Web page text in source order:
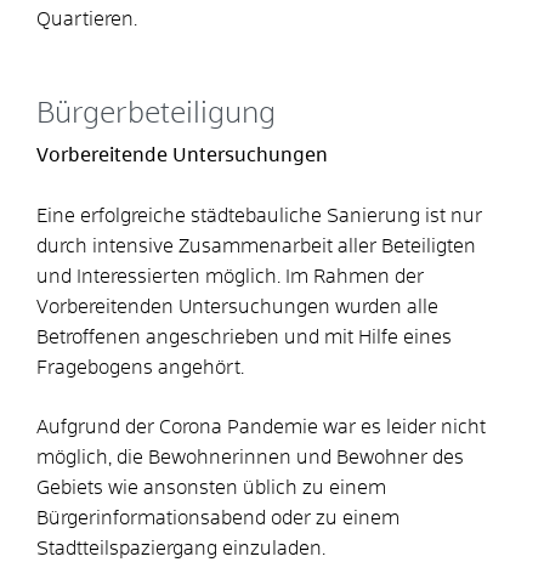
Quartieren.
Bürgerbeteiligung
Vorbereitende Untersuchungen
Eine erfolgreiche städtebauliche Sanierung ist nur
durch intensive Zusammenarbeit aller Beteiligten
und Interessierten möglich. Im Rahmen der
Vorbereitenden Untersuchungen wurden alle
Betroffenen angeschrieben und mit Hilfe eines
Fragebogens angehört.
Aufgrund der Corona Pandemie war es leider nicht
möglich, die Bewohnerinnen und Bewohner des
Gebiets wie ansonsten üblich zu einem
Bürgerinformationsabend oder zu einem
Stadtteilspaziergang einzuladen.